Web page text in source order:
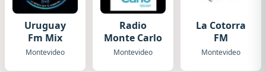
Uruguay
Fm Mix
Montevideo
Radio
Monte Carlo
Montevideo
La Cotorra
FM
Montevideo